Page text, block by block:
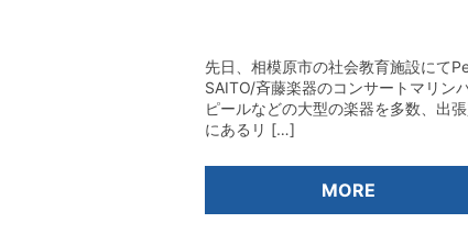
先日、相模原市の社会教育施設にて
SAITO/斉藤楽器のコンサートマリン
ピールなどの大型の楽器を多数、出
にあるリ […]
MORE